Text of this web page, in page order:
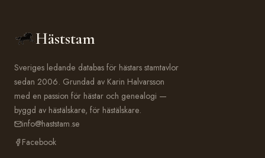
Häststam
Sveriges ledande databas för hästars stamtavlor
sedan 2006. Grundad av Karin Halvarsson
med en passion för hästar och genealogi —
byggd av hästälskare, för hästälskare.
info@haststam.se
Facebook